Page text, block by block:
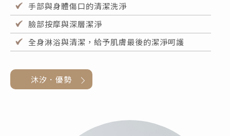
手部與身體傷口的清潔洗淨
臉部按摩與深層潔淨
全身淋浴與清潔，給予肌膚最後的潔淨呵護
沐汐．優勢